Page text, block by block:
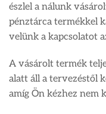
észlel a nálunk
pénztárca termékkel
velünk a kapcsolatot
A vásárolt termék
alatt áll a tervezéstől
amíg Ön kézhez nem